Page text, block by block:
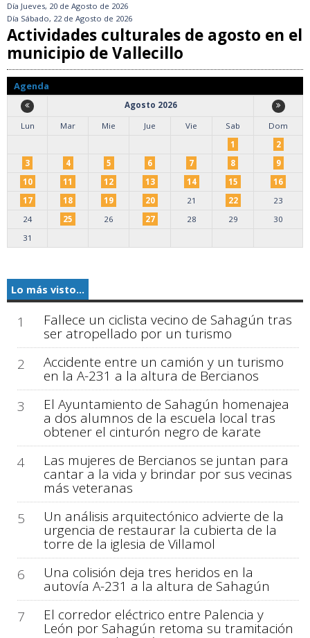
Día Jueves, 20 de Agosto de 2026
Día Sábado, 22 de Agosto de 2026
Actividades culturales de agosto en el
municipio de Vallecillo
Agenda
Agosto 2026
Lun
Mar Mie Jue Vie Sab
Dom
1
2
3
4 5 6 7 8
9
10
11 12 13 14 15
16
17
18 19 20 21 22
23
24
25 26 27 28 29
30
31
Lo más visto...
1 Fallece un ciclista vecino de Sahagún tras
ser atropellado por un turismo
2
Accidente entre un camión y un turismo
en la A-231 a la altura de Bercianos
3
El Ayuntamiento de Sahagún homenajea
a dos alumnos de la escuela local tras
obtener el cinturón negro de karate
4
Las mujeres de Bercianos se juntan para
cantar a la vida y brindar por sus vecinas
más veteranas
5
Un análisis arquitectónico advierte de la
urgencia de restaurar la cubierta de la
torre de la iglesia de Villamol
6
Una colisión deja tres heridos en la
autovía A-231 a la altura de Sahagún
7
El corredor eléctrico entre Palencia y
León por Sahagún retoma su tramitación